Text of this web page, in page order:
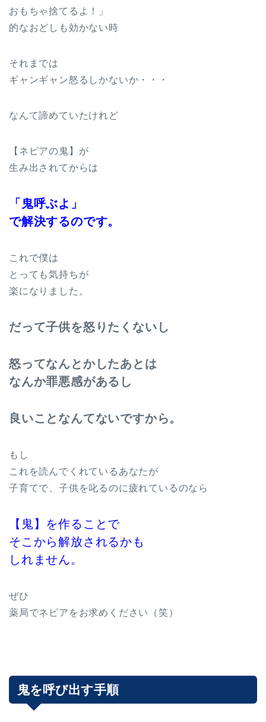
おもちゃ捨てるよ！」
的なおどしも効かない時
それまでは
ギャンギャン怒るしかないか・・・
なんて諦めていたけれど
【ネピアの鬼】が
生み出されてからは
「鬼呼ぶよ」
で解決するのです。
これで僕は
とっても気持ちが
楽になりました。
だって子供を怒りたくないし
怒ってなんとかしたあとは
なんか罪悪感があるし
良いことなんてないですから。
もし
これを読んでくれているあなたが
子育てで、子供を叱るのに疲れているのなら
【鬼】を作ることで
そこから解放されるかも
しれません。
ぜひ
薬局でネピアをお求めください（笑）
鬼を呼び出す手順